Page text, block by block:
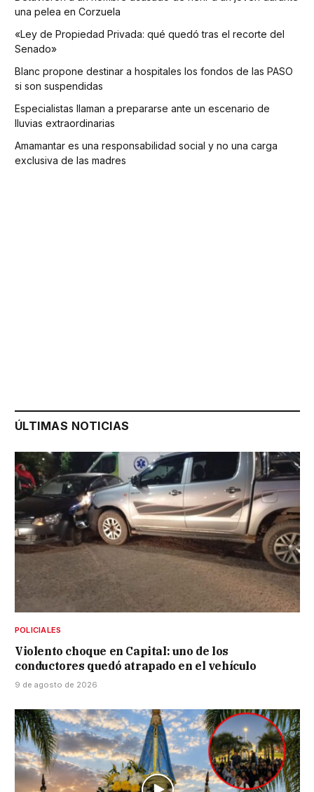
una pelea en Corzuela
«Ley de Propiedad Privada: qué quedó tras el recorte del
Senado»
Blanc propone destinar a hospitales los fondos de las PASO
si son suspendidas
Especialistas llaman a prepararse ante un escenario de
lluvias extraordinarias
Amamantar es una responsabilidad social y no una carga
exclusiva de las madres
ÚLTIMAS NOTICIAS
POLICIALES
Violento choque en Capital: uno de los
conductores quedó atrapado en el vehículo
9 de agosto de 2026